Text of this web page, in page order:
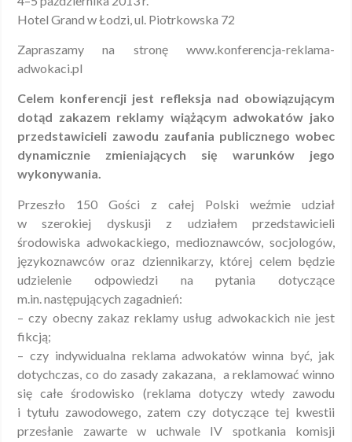
Hotel Grand w Łodzi, ul. Piotrkowska 72
Zapraszamy na stronę www.konferencja-reklama-
adwokaci.pl
Celem konferencji jest refleksja nad obowiązującym
dotąd zakazem reklamy wiążącym adwokatów jako
przedstawicieli zawodu zaufania publicznego wobec
dynamicznie zmieniających się warunków jego
wykonywania.
Przeszło 150 Gości z całej Polski weźmie udział
w szerokiej dyskusji z udziałem przedstawicieli
środowiska adwokackiego, medioznawców, socjologów,
językoznawców oraz dziennikarzy, której celem będzie
udzielenie odpowiedzi na pytania dotyczące
m.in. następujących zagadnień:
– czy obecny zakaz reklamy usług adwokackich nie jest
fikcją;
– czy indywidualna reklama adwokatów winna być, jak
dotychczas, co do zasady zakazana, a reklamować winno
się całe środowisko (reklama dotyczy wtedy zawodu
i tytułu zawodowego, zatem czy dotyczące tej kwestii
przesłanie zawarte w uchwale IV spotkania komisji